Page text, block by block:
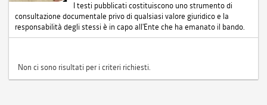
I testi pubblicati costituiscono uno strumento di
consultazione documentale privo di qualsiasi valore giuridico e la
responsabilità degli stessi è in capo all'Ente che ha emanato il bando.
Non ci sono risultati per i criteri richiesti.